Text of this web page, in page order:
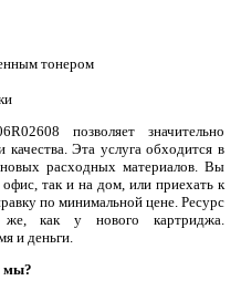
тонером
позволяет значительно
Эта услуга обходится в
расходных материалов. Вы
так и на дом, или приехать к
по минимальной цене. Ресурс
же, как у нового картриджа.
и деньги.
мы?